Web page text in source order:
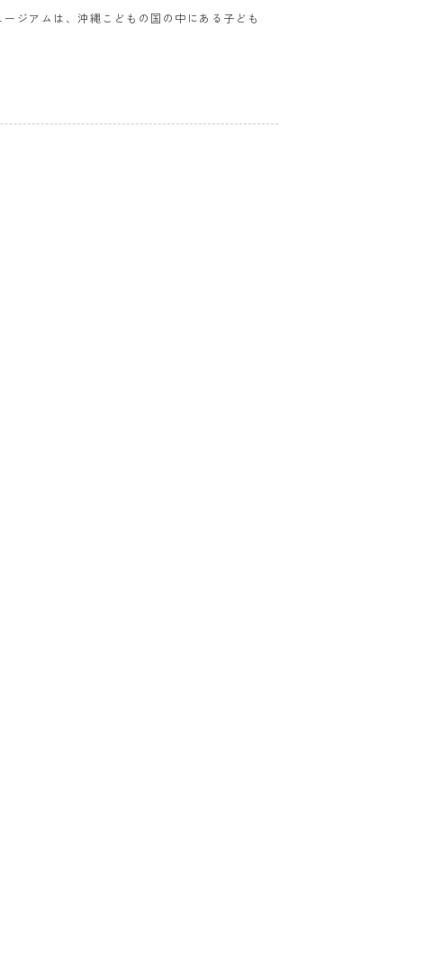
ジアムは、沖縄こどもの国の中にある子ども